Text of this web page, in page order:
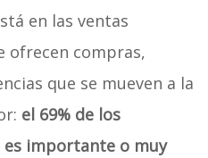
en las ventas
ofrecen compras,
que se mueven a la
el 69% de los
es importante o muy